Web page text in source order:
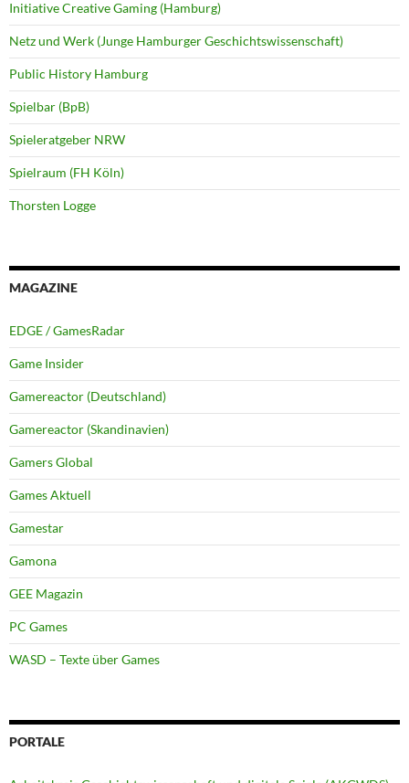
Initiative Creative Gaming (Hamburg)
Netz und Werk (Junge Hamburger Geschichtswissenschaft)
Public History Hamburg
Spielbar (BpB)
Spieleratgeber NRW
Spielraum (FH Köln)
Thorsten Logge
MAGAZINE
EDGE / GamesRadar
Game Insider
Gamereactor (Deutschland)
Gamereactor (Skandinavien)
Gamers Global
Games Aktuell
Gamestar
Gamona
GEE Magazin
PC Games
WASD – Texte über Games
PORTALE